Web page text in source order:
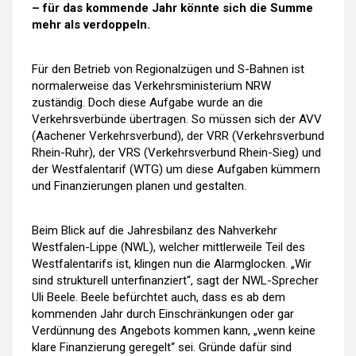
– für das kommende Jahr könnte sich die Summe
mehr als verdoppeln.
Für den Betrieb von Regionalzügen und S-Bahnen ist
normalerweise das Verkehrsministerium NRW
zuständig. Doch diese Aufgabe wurde an die
Verkehrsverbünde übertragen. So müssen sich der AVV
(Aachener Verkehrsverbund), der VRR (Verkehrsverbund
Rhein-Ruhr), der VRS (Verkehrsverbund Rhein-Sieg) und
der Westfalentarif (WTG) um diese Aufgaben kümmern
und Finanzierungen planen und gestalten.
Beim Blick auf die Jahresbilanz des Nahverkehr
Westfalen-Lippe (NWL), welcher mittlerweile Teil des
Westfalentarifs ist, klingen nun die Alarmglocken. „Wir
sind strukturell unterfinanziert“, sagt der NWL-Sprecher
Uli Beele. Beele befürchtet auch, dass es ab dem
kommenden Jahr durch Einschränkungen oder gar
Verdünnung des Angebots kommen kann, „wenn keine
klare Finanzierung geregelt“ sei. Gründe dafür sind